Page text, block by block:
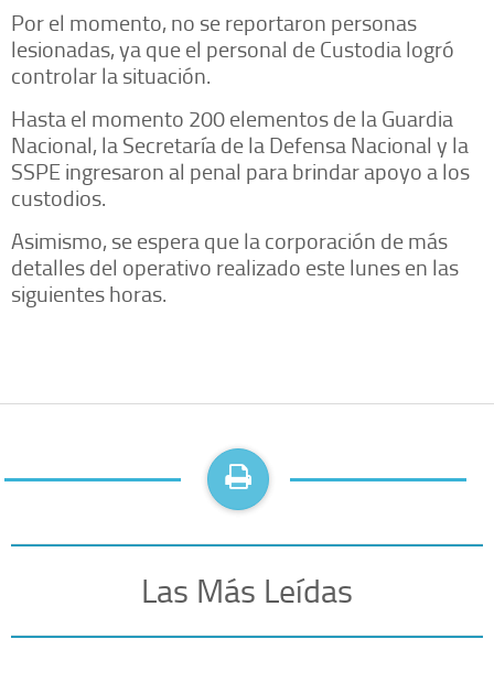
Por el momento, no se reportaron personas
lesionadas, ya que el personal de Custodia logró
controlar la situación.
Hasta el momento 200 elementos de la Guardia
Nacional, la Secretaría de la Defensa Nacional y la
SSPE ingresaron al penal para brindar apoyo a los
custodios.
Asimismo, se espera que la corporación de más
detalles del operativo realizado este lunes en las
siguientes horas.
Las Más Leídas